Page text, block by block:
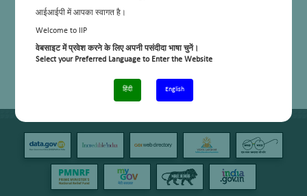
आईआईपी में आपका स्वागत है।
Welcome to IIP
वेबसाइट में प्रवेश करने के लिए अपनी पसंदीदा भाषा चुनें।
Select your Preferred Language to Enter the Website
हिंदी English